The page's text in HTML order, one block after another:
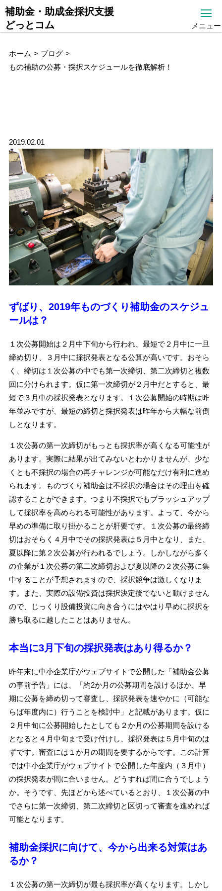
補助金・助成金採択支援
どっとコム
メニュー
ホーム
ブログ
もの補助の公募・採択スケジュールを徹底解析！
2019.02.01
ずばり、 2019年ものづくり補助金のスケジュ
ールは？
１次公募開始は２月中下旬から行われ、最短で２月中に一旦
締め切り、３月中に採択発表となる公算が高いです。おそら
く、締切は１次公募の中でも第一次締切、第二次締切と複数
回に分けられます。仮に第一次締切が２月中だとすると、最
短で３月中の採択発表となります。１次公募開始の時期は昨
年並みですが、最短の締切と採択発表は昨年から大幅な前倒
しとなります。
１次公募の第一次締切がもっとも採択率が高くなる可能性が
あります。実際に結果が出てみないとわかりませんが、少な
くとも不採択の場合の再チャレンジが可能なだけ有利に進め
られます。ものづくり補助金は不採択の場合はその理由を確
認することができます。つまり不採択でもブラッシュアップ
して採択率を高められる可能性があります。よって、今から
早めの準備に取り掛かることが肝要です。１次公募の最終締
切はおそらく４月中でその採択発表は５月中となり、また、
夏以降に第２次公募が行われるでしょう。しかしながら多く
の企業が１次公募の第二次締切および夏以降の２次公募に集
中することが予想されますので、採択競争は激しくなりま
す。また、実際の設備投資は採択決定後でないと動けません
ので、じっくり設備投資に向き合うにはやはり早めに採択を
勝ち取るに越したことはありません。
本当に3月下旬の採択発表はあり得るか？
昨年末に中小企業庁がウェブサイトで公開した「補助金公募
の事前予告」には、「約2か月の公募期間を設けるほか、早
期に公募を締め切って審査し、採択発表を速やかに（可能な
らば年度内に）行うことを検討中」と記載があります。仮に
２月中旬に公募開始したとしても２か月の公募期間を設ける
となると４月中旬まで受け付けし、採択発表は５月中旬のは
ずです。審査には１か月の期間を要するからです。この計算
では中小企業庁がウェブサイトで公開した年度内（３月中）
の採択発表が間に合いません。どうすれば間に合うでしょう
か。そうです、先ほどから述べているとおり、１次公募の中
でさらに第一次締切、第二次締切と区切って審査を進めれば
可能となります。
補助金採択に向けて、今から出来る対策はあ
るか？
１次公募の第一次締切が最も採択率が高くなります。しかし